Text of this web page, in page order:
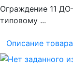
Ограждение 11
типовому ...
Описание товара